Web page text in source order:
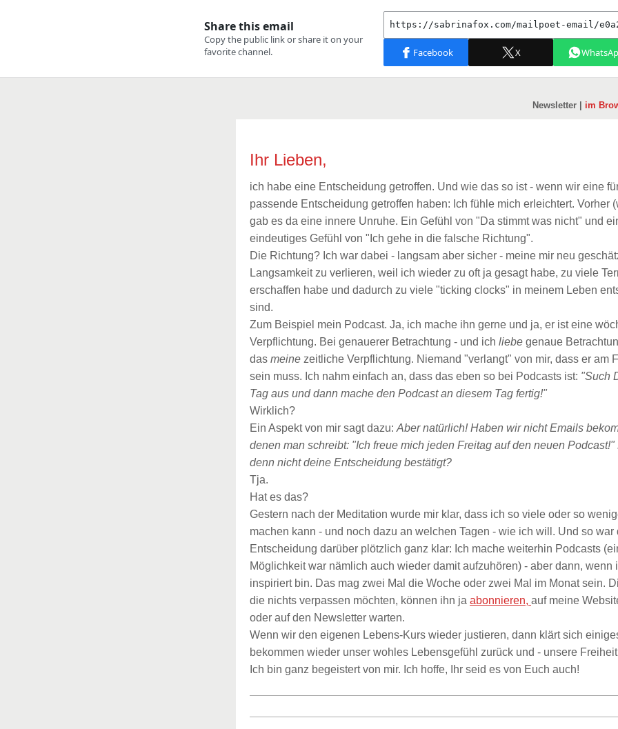
Newsletter | im
Ihr Lieben,
ich habe eine Entscheidung getroffen. Und wie das so ist - wenn wir eine
passende Entscheidung getroffen haben: Ich fühle mich erleichtert. Vorher
gab es da eine innere Unruhe. Ein Gefühl von "Da stimmt was nicht" und
eindeutiges Gefühl von "Ich gehe in die falsche Richtung".
Die Richtung? Ich war dabei - langsam aber sicher - meine mir neu
Langsamkeit zu verlieren, weil ich wieder zu oft ja gesagt habe, zu viele
erschaffen habe und dadurch zu viele "ticking clocks" in meinem Leben
sind.
Zum Beispiel mein Podcast. Ja, ich mache ihn gerne und ja, er ist eine
Verpflichtung. Bei genauerer Betrachtung - und ich liebe genaue
das meine zeitliche Verpflichtung. Niemand "verlangt" von mir, dass er am
sein muss. Ich nahm einfach an, dass das eben so bei Podcasts ist: "Such
Tag aus und dann mache den Podcast an diesem Tag fertig!"
Wirklich?
Ein Aspekt von mir sagt dazu: Aber natürlich! Haben wir nicht Emails
denen man schreibt: "Ich freue mich jeden Freitag auf den neuen Podcast!"
denn nicht deine Entscheidung bestätigt?
Tja.
Hat es das?
Gestern nach der Meditation wurde mir klar, dass ich so viele oder so
machen kann - und noch dazu an welchen Tagen - wie ich will. Und so war
Entscheidung darüber plötzlich ganz klar: Ich mache weiterhin Podcasts
Möglichkeit war nämlich auch wieder damit aufzuhören) - aber dann, wenn
inspiriert bin. Das mag zwei Mal die Woche oder zwei Mal im Monat sein.
die nichts verpassen möchten, können ihn ja abonnieren, auf meine
oder auf den Newsletter warten.
Wenn wir den eigenen Lebens-Kurs wieder justieren, dann klärt sich
bekommen wieder unser wohles Lebensgefühl zurück und - unsere
Ich bin ganz begeistert von mir. Ich hoffe, Ihr seid es von Euch auch!